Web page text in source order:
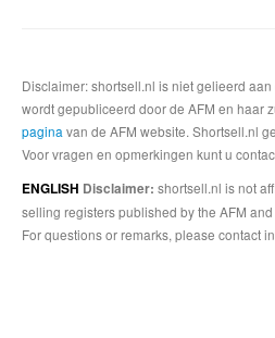
Disclaimer: shortsell.nl is niet gelieerd aan
wordt gepubliceerd door de AFM en haar
pagina van de AFM website. Shortsell.nl
Voor vragen en opmerkingen kunt u
ENGLISH Disclaimer: shortsell.nl is not
selling registers published by the AFM
For questions or remarks, please contact